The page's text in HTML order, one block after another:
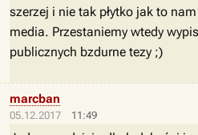
szerzej i nie tak płytko jak to
media. Przestaniemy wtedy
publicznych bzdurne tezy ;)
05.12.2017 11:49
marcban